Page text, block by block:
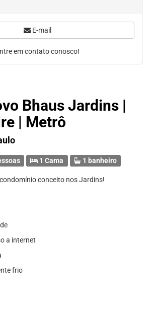
Bhaus Jardins |
| Metrô
1 Cama 1 banheiro
conceito nos Jardins!
a internet
frio
E-mail
em contato conosco!